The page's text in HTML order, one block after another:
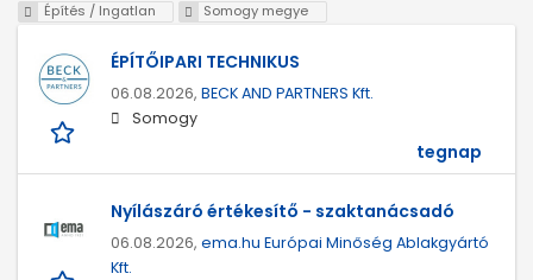
Építés / Ingatlan Somogy megye
ÉPÍTŐIPARI TECHNIKUS
06.08.2026, BECK AND PARTNERS Kft.
Somogy
tegnap
Nyílászáró értékesítő - szaktanácsadó
06.08.2026, ema.hu Európai Minőség Ablakgyártó
Kft.